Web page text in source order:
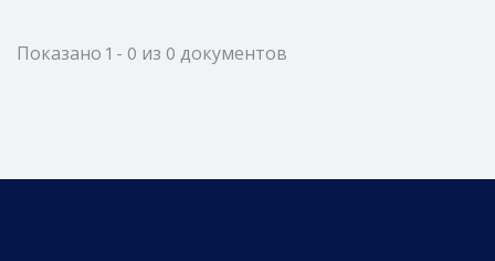
Показано 1 - 0 из 0 документов